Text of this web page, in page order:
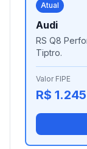
Atual
Audi
RS Q8
Tiptro.
Valor FIPE
R$